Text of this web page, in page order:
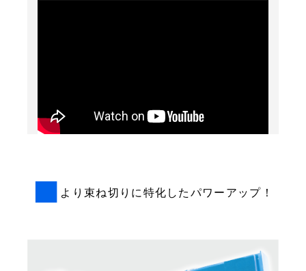
■ より束ね切りに特化したパワーアップ！